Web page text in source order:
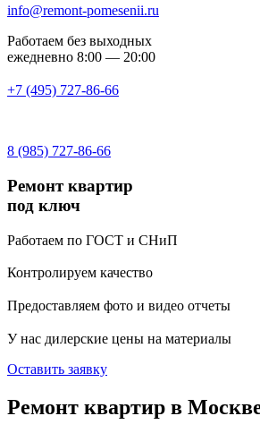
info@remont-pomesenii.ru
Работаем без выходных
ежедневно 8:00 — 20:00
+7 (495) 727-86-66
8 (985) 727-86-66
Ремонт квартир
под ключ
Работаем по ГОСТ и СНиП
Контролируем качество
Предоставляем фото и видео отчеты
У нас дилерские цены на материалы
Оставить заявку
Ремонт квартир в